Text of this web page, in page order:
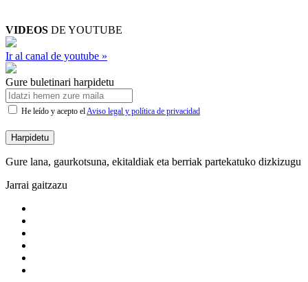
VIDEOS DE YOUTUBE
Ir al canal de youtube »
Gure buletinari harpidetu
He leído y acepto elAviso legal y política de privacidad
Harpidetu
Gure lana, gaurkotsuna, ekitaldiak eta berriak partekatuko dizkizugu
Jarrai gaitzazu